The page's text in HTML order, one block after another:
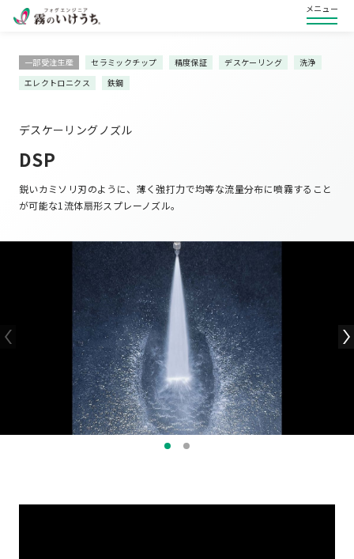
メニュー
一部受注生産 セラミックチップ 精度保証 デスケーリング
洗浄
エレクトロニクス
鉄鋼
デスケーリングノズル
DSP
鋭いカミソリ刃のように、薄く強打力で均等な流量分布に噴霧すること
が可能な1流体扇形スプレーノズル。